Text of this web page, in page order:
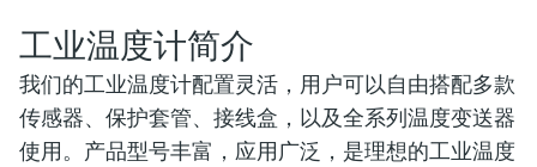
工业温度计简介
我们的工业温度计配置灵活，用户可以自由搭配多款
传感器、保护套管、接线盒，以及全系列温度变送器
使用。产品型号丰富，应用广泛，是理想的工业温度